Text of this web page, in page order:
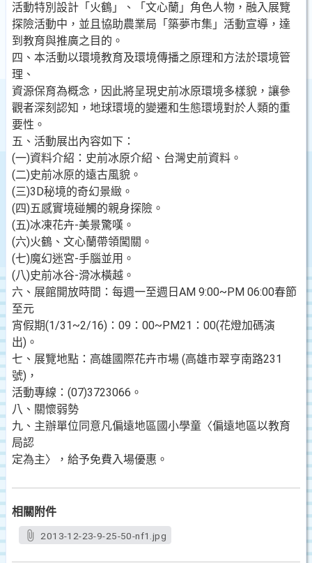
活動特別設計「火鶴」、「文心蘭」角色人物，融入展覽
探險活動中，並且協助農業局「築夢市集」活動宣導，達
到教育與推廣之目的。
四、本活動以環境教育及環境傳播之原理和方法於環境管
理、
資源保育為概念，因此將呈現史前冰原環境多樣貌，讓參
觀者深刻認知，地球環境的變遷和生態環境對於人類的重
要性。
五、活動展出內容如下：
(一)資料介紹：史前冰原介紹、台灣史前資料。
(二)史前冰原的遠古風貌。
(三)3D秘境的奇幻景緻。
(四)五感實境碰觸的親身探險。
(五)冰凍花卉-美景驚嘆。
(六)火鶴、文心蘭帶領闖關。
(七)魔幻迷宮-手腦並用。
(八)史前冰谷-滑冰橫越。
六、展館開放時間：每週一至週日AM 9:00~PM 06:00春節
至元
宵假期(1/31~2/16)：09：00~PM21：00(花燈加碼演
出)。
七、展覽地點：高雄國際花卉市場 (高雄市翠亨南路231
號)，
活動專線：(07)3723066。
八、關懷弱勢
九、主辦單位同意凡偏遠地區國小學童〈偏遠地區以教育
局認
定為主〉，給予免費入場優惠。
相關附件
2013-12-23-9-25-50-nf1.jpg